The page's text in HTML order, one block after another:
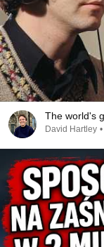
The world's
David Hartley •